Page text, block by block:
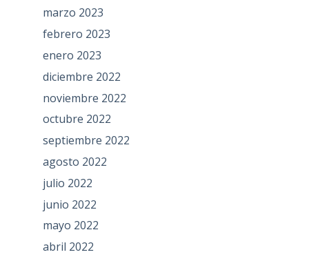
marzo 2023
febrero 2023
enero 2023
diciembre 2022
noviembre 2022
octubre 2022
septiembre 2022
agosto 2022
julio 2022
junio 2022
mayo 2022
abril 2022